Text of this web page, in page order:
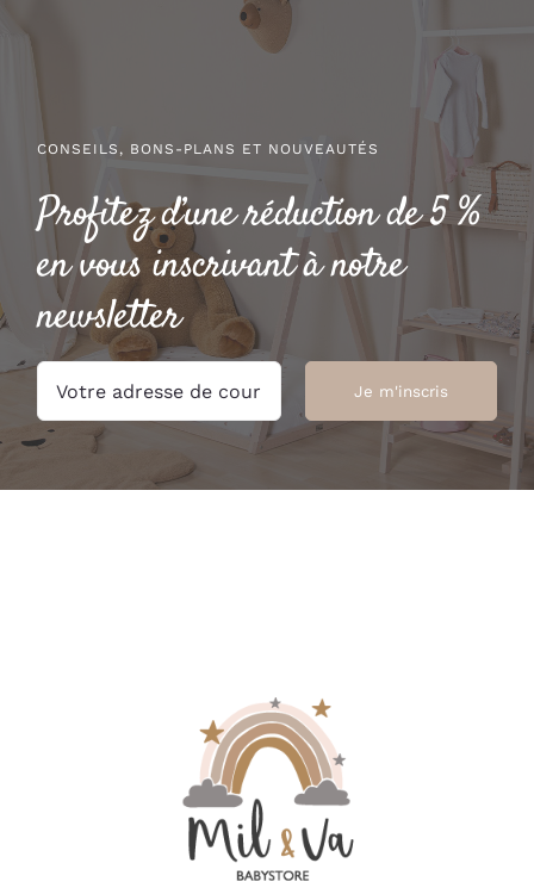
24.50 €
31.00 €
CONSEILS, BONS-PLANS ET NOUVEAUTÉS
Profitez d’une réduction de 5 %
en vous inscrivant à notre
newsletter